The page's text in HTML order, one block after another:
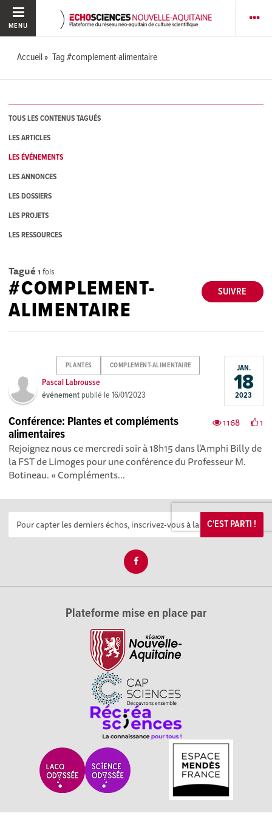
MENU
Accueil Tag #complement-alimentaire
TOUS LES CONTENUS TAGUÉS
LES ARTICLES
LES ÉVÉNEMENTS
LES ANNONCES
LES DOSSIERS
LES PROJETS
LES RESSOURCES
Tagué 1 fois
SUIVRE
#COMPLEMENT-
ALIMENTAIRE
PLANTES COMPLEMENT-ALIMENTAIRE
Pascal Labrousse
événement publié le16/01/2023
JAN.
18
2023
1168 1
Conférence: Plantes et compléments
alimentaires
Rejoignez nous ce mercredi soir à 18h15 dans l'Amphi Billy de
la FST de Limoges pour une conférence du Professeur M.
Botineau. « Compléments...
C'EST PARTI !
Plateforme mise en place par